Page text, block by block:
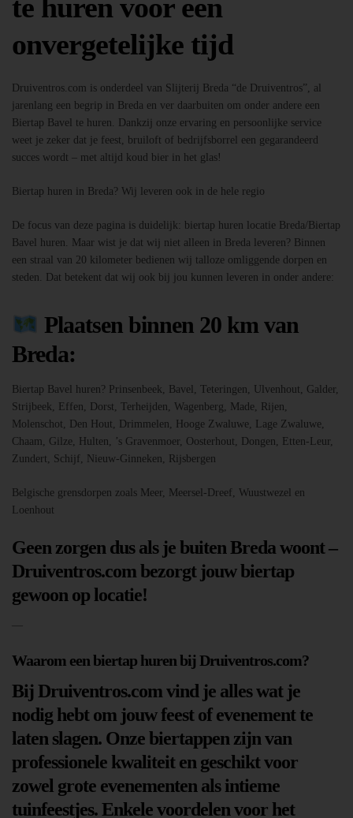
te huren voor een
onvergetelijke tijd
Druiventros.com is onderdeel van Slijterij Breda “de Druiventros”, al
jarenlang een begrip in Breda en ver daarbuiten om onder andere een
Biertap Bavel te huren. Dankzij onze ervaring en persoonlijke service
weet je zeker dat je feest, bruiloft of bedrijfsborrel een gegarandeerd
succes wordt – met altijd koud bier in het glas!
Biertap huren in Breda? Wij leveren ook in de hele regio
De focus van deze pagina is duidelijk: biertap huren locatie Breda/Biertap
Bavel huren. Maar wist je dat wij niet alleen in Breda leveren? Binnen
een straal van 20 kilometer bedienen wij talloze omliggende dorpen en
steden. Dat betekent dat wij ook bij jou kunnen leveren in onder andere:
Plaatsen binnen 20 km van
Breda:
Biertap Bavel huren? Prinsenbeek, Bavel, Teteringen, Ulvenhout, Galder,
Strijbeek, Effen, Dorst, Terheijden, Wagenberg, Made, Rijen,
Molenschot, Den Hout, Drimmelen, Hooge Zwaluwe, Lage Zwaluwe,
Chaam, Gilze, Hulten, ’s Gravenmoer, Oosterhout, Dongen, Etten-Leur,
Zundert, Schijf, Nieuw-Ginneken, Rijsbergen
Belgische grensdorpen zoals Meer, Meersel-Dreef, Wuustwezel en
Loenhout
Geen zorgen dus als je buiten Breda woont –
Druiventros.com bezorgt jouw biertap
gewoon op locatie!
—
Waarom een biertap huren bij Druiventros.com?
Bij Druiventros.com vind je alles wat je
nodig hebt om jouw feest of evenement te
laten slagen. Onze biertappen zijn van
professionele kwaliteit en geschikt voor
zowel grote evenementen als intieme
tuinfeestjes. Enkele voordelen voor het